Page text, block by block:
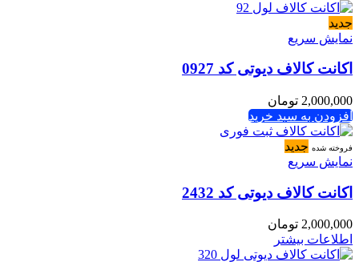
جدید
نمایش سریع
اکانت کالاف دیوتی کد 0927
2,000,000 تومان
افزودن به سبد خرید
فروخته شده جدید
نمایش سریع
اکانت کالاف دیوتی کد 2432
2,000,000 تومان
اطلاعات بیشتر